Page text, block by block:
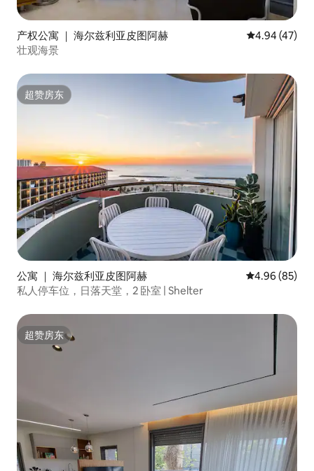
产权公寓 ｜ 海尔兹利亚皮图阿赫 平均评分
4.94 (47)
壮观海景
超赞房东
超赞房东
公寓 ｜ 海尔兹利亚皮图阿赫 平均评分 4.96
4.96 (85)
私人停车位，日落天堂，2 卧室 | Shelter
超赞房东
超赞房东